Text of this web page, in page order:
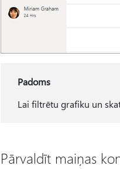
Padoms
Lai filtrētu grafiku un
Pārvaldīt maiņas